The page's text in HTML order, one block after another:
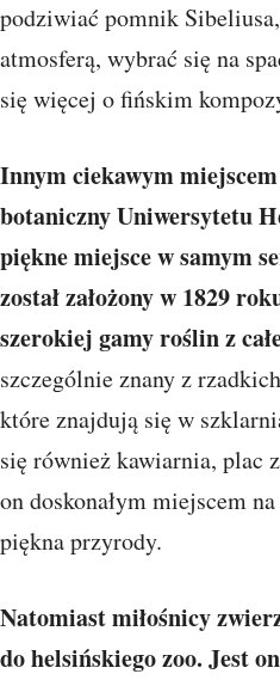
podziwiać pomnik
atmosferą, wybrać się na
się więcej o fińskim
Innym ciekawym
botaniczny Uniwersytetu
piękne miejsce w samym
został założony w 1829
szerokiej gamy roślin z
szczególnie znany z
które znajdują się w
się również kawiarnia, plac
on doskonałym miejscem
piękna przyrody.
Natomiast miłośnicy
do helsińskiego zoo. Jest